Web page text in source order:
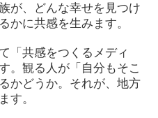
が、どんな幸せを見つけ
かに共感を生みます。
「共感をつくるメディ
。観る人が「自分もそこ
かどうか。それが、地方
す。